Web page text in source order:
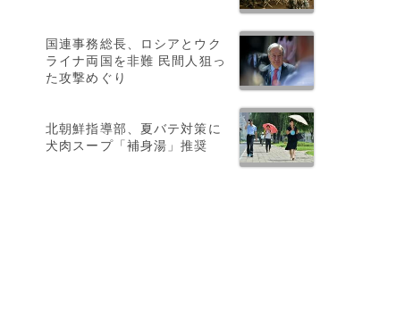
国連事務総長、ロシアとウク
ライナ両国を非難 民間人狙っ
た攻撃めぐり
北朝鮮指導部、夏バテ対策に
犬肉スープ「補身湯」推奨